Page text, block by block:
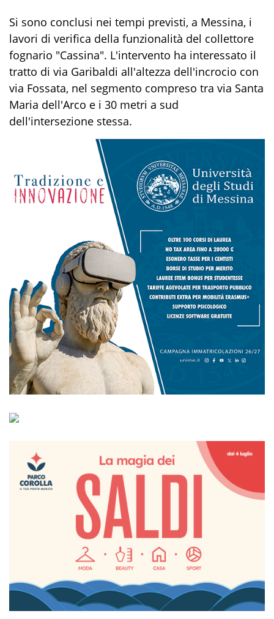
Si sono conclusi nei tempi previsti, a Messina, i
lavori di verifica della funzionalità del collettore
fognario "Cassina". L'intervento ha interessato il
tratto di via Garibaldi all'altezza dell'incrocio con
via Fossata, nel segmento compreso tra via Santa
Maria dell'Arco e i 30 metri a sud
dell'intersezione stessa.